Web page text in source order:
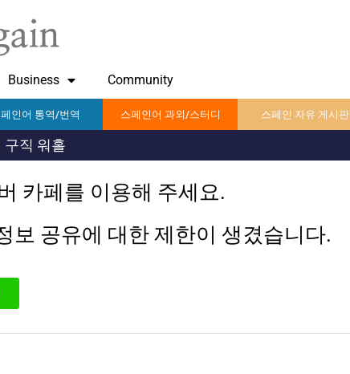
Business Community
인어 통역/번역 스페인어 과외/스터디 스페인 자유 게시판
구직 워홀
카페를 이용해 주세요.
보 공유에 대한 제한이 생겼습니다.